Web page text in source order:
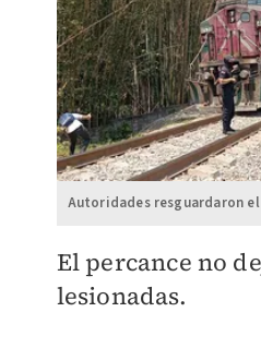
Autoridades resguardaron
El percance no
lesionadas.